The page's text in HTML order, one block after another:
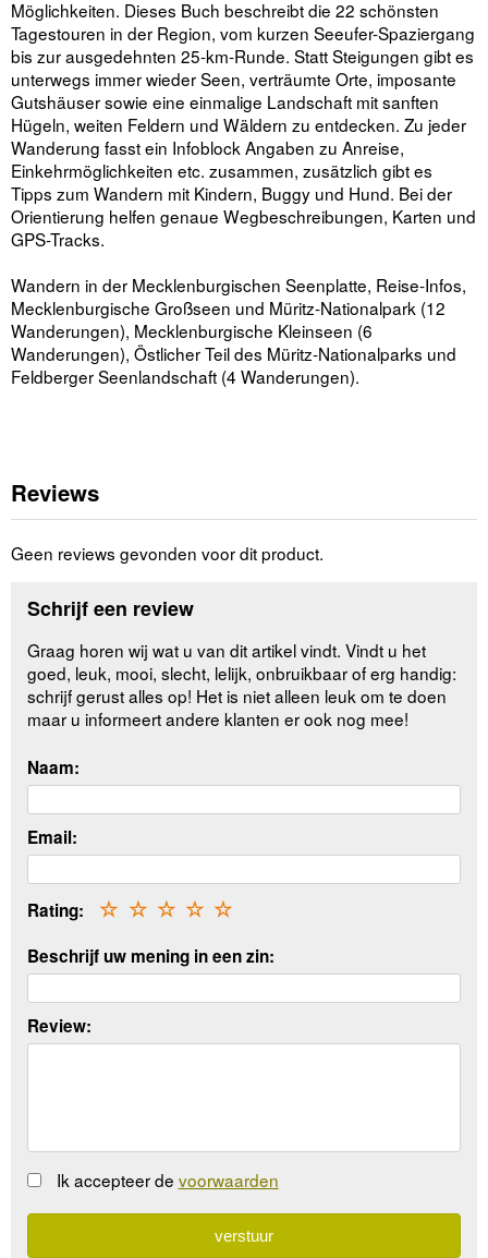
Möglichkeiten. Dieses Buch beschreibt die 22 schönsten
Tagestouren in der Region, vom kurzen Seeufer-Spaziergang
bis zur ausgedehnten 25-km-Runde. Statt Steigungen gibt es
unterwegs immer wieder Seen, verträumte Orte, imposante
Gutshäuser sowie eine einmalige Landschaft mit sanften
Hügeln, weiten Feldern und Wäldern zu entdecken. Zu jeder
Wanderung fasst ein Infoblock Angaben zu Anreise,
Einkehrmöglichkeiten etc. zusammen, zusätzlich gibt es
Tipps zum Wandern mit Kindern, Buggy und Hund. Bei der
Orientierung helfen genaue Wegbeschreibungen, Karten und
GPS-Tracks.
Wandern in der Mecklenburgischen Seenplatte, Reise-Infos,
Mecklenburgische Großseen und Müritz-Nationalpark (12
Wanderungen), Mecklenburgische Kleinseen (6
Wanderungen), Östlicher Teil des Müritz-Nationalparks und
Feldberger Seenlandschaft (4 Wanderungen).
Reviews
Geen reviews gevonden voor dit product.
Schrijf een review
Graag horen wij wat u van dit artikel vindt. Vindt u het
goed, leuk, mooi, slecht, lelijk, onbruikbaar of erg handig:
schrijf gerust alles op! Het is niet alleen leuk om te doen
maar u informeert andere klanten er ook nog mee!
Naam:
Email:
Rating: ☆
☆
☆
☆
☆
Beschrijf uw mening in een zin:
Review:
Ik accepteer de voorwaarden